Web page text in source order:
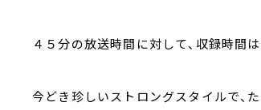
４５分の放送時間に対して、収録時間
今どき珍しいストロングスタイルで、